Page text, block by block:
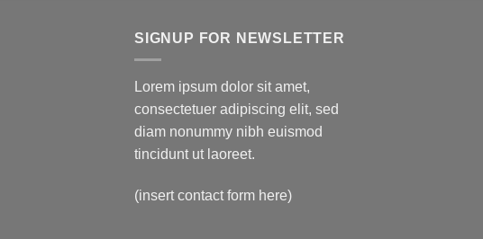
SIGNUP FOR NEWSLETTER
Lorem ipsum dolor sit amet,
consectetuer adipiscing elit, sed
diam nonummy nibh euismod
tincidunt ut laoreet.
(insert contact form here)